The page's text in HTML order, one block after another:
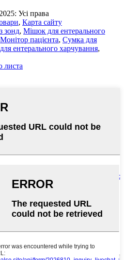
Усі права
, Карта сайту
зонд, Мішок для ентерального
Монітор пацієнта, Сумка для
ентерального харчування,
листа